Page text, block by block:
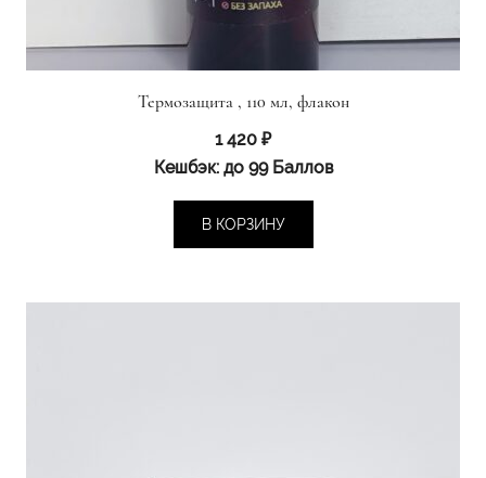
Термозащита , 110 мл, флакон
1 420 ₽
Кешбэк:до 99 Баллов
В КОРЗИНУ